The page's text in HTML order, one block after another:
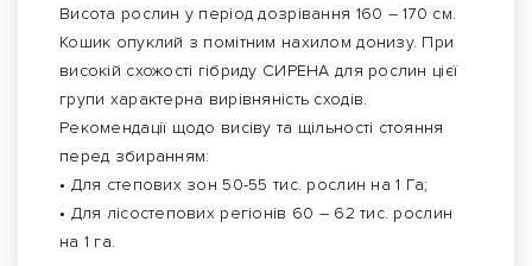
Висота рослин у період дозрівання 160 – 170 см.
Кошик опуклий з помітним нахилом донизу. При
високій схожості гібриду СИРЕНА для рослин цієї
групи характерна вирівняність сходів.
Рекомендації щодо висіву та щільності стояння
перед збиранням:
• Для степових зон 50-55 тис. рослин на 1 Га;
• Для лісостепових регіонів 60 – 62 тис. рослин
на 1 га.